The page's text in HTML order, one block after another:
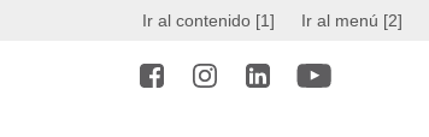
Ir al contenido [1] Ir al menú [2]